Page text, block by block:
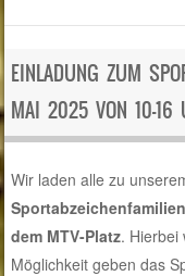
EINLADUNG ZUM
MAI 2025 VON 10-16
Wir laden alle zu
dem MTV-Platz. Hierbei
Möglichkeit geben das